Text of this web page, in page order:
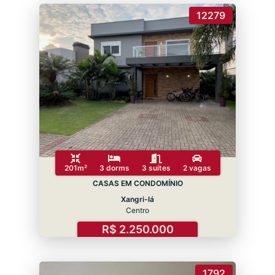
12279
201m² 3 dorms 3 suítes
2 vagas
CASAS EM CONDOMÍNIO
Xangri-lá
Centro
R$ 2.250.000